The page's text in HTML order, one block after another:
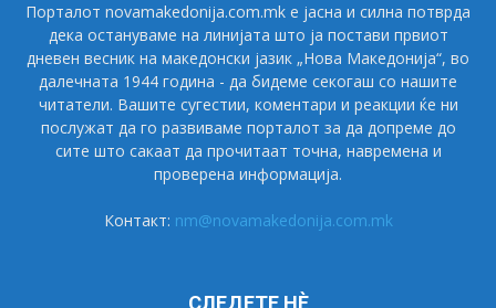
Порталот novamakedonija.com.mk е јасна и силна потврда
дека остануваме на линијата што ја постави првиот
дневен весник на македонски јазик „Нова Македонија“, во
далечната 1944 година - да бидеме секогаш со нашите
читатели. Вашите сугестии, коментари и реакции ќе ни
послужат да го развиваме порталот за да допреме до
сите што сакаат да прочитаат точна, навремена и
проверена информација.
Контакт: nm@novamakedonija.com.mk
СЛЕДЕТЕ НÈ